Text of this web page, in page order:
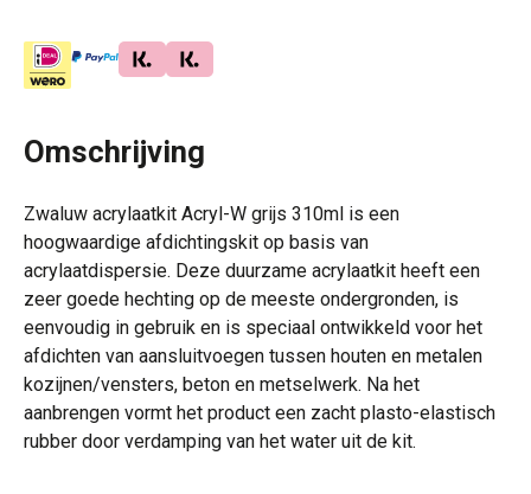
Omschrijving
Zwaluw acrylaatkit Acryl-W grijs 310ml is een
hoogwaardige afdichtingskit op basis van
acrylaatdispersie. Deze duurzame acrylaatkit heeft een
zeer goede hechting op de meeste ondergronden, is
eenvoudig in gebruik en is speciaal ontwikkeld voor het
afdichten van aansluitvoegen tussen houten en metalen
kozijnen/vensters, beton en metselwerk. Na het
aanbrengen vormt het product een zacht plasto-elastisch
rubber door verdamping van het water uit de kit.